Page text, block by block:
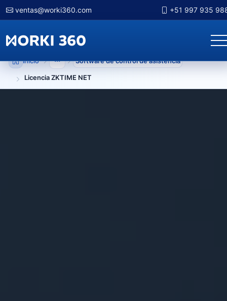
ventas@worki360.com +51 997 935
Inicio Mostrar niveles anteriores
Software de control de asistencia
Licencia ZKTIME NET